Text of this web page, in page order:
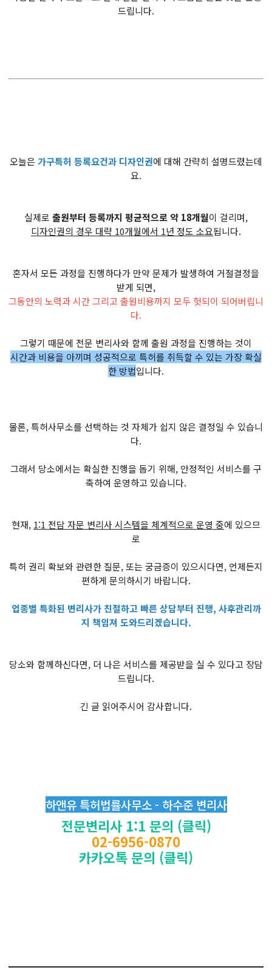
드립니다.
오늘은 가구특허 등록요건과 디자인권에 대해 간략히 설명드렸는데
요.
실제로 출원부터 등록까지 평균적으로 약 18개월이 걸리며,
디자인권의 경우 대략 10개월에서 1년 정도 소요됩니다.
혼자서 모든 과정을 진행하다가 만약 문제가 발생하여 거절결정을
받게 되면,
그동안의 노력과 시간 그리고 출원비용까지 모두 헛되이 되어버립니
다.
그렇기 때문에 전문 변리사와 함께 출원 과정을 진행하는 것이
시간과 비용을 아끼며 성공적으로 특허를 취득할 수 있는 가장 확실
한 방법입니다.
물론, 특허사무소를 선택하는 것 자체가 쉽지 않은 결정일 수 있습니
다.
그래서 당소에서는 확실한 진행을 돕기 위해, 안정적인 서비스를 구
축하여 운영하고 있습니다.
현재, 1:1 전담 자문 변리사 시스템을 체계적으로 운영 중에 있으므
로
특허 권리 확보와 관련한 질문, 또는 궁금증이 있으시다면, 언제든지
편하게 문의하시기 바랍니다.
업종별 특화된 변리사가 친절하고 빠른 상담부터 진행, 사후관리까
지 책임져 도와드리겠습니다.
당소와 함께하신다면, 더 나은 서비스를 제공받을 실 수 있다고 장담
드립니다.
긴 글 읽어주시어 감사합니다.
하앤유 특허법률사무소 - 하수준 변리사
전문변리사 1:1 문의 (클릭)
02-6956-0870
카카오톡 문의 (클릭)